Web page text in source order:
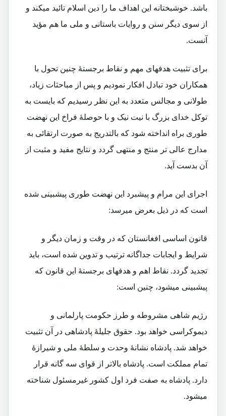
باشد. خوشبختانه این اهداف ما را دین اسلام تائید میکند و
از سوی دیگر سنن و روایات باستانی و ملی ما هم مؤید
آنست.
برای تثبیت هدفهای مهم و نقاط برجستۀ چنین تحول با
همکاران خود تبادل افکار نمودیم و پس از مباحثات زیاد،
طولانی و مجالس متعدد به این نظر رسیدیم که بایست به
توکل خدای بزرگ با نیت نیک و با حوصلۀ فراخ این نهضت
طوری براه انداخته شود که بالتدریج به صورت ارتقائی به
مدارج عالی تر منتج و منتهی گردد و نتایج مفید و مثبت از
آن بدست آید.
اجرای این مرام و پیشبرد این نهضت طوری پیشبینی شده
است که در ذیل بعرض میرسد:
قانون اساسی افغانستان که در وقت و زمان دیگر و
شرایط و ایجابات جداگانه ترتیب و تدوین شده است، باید
تجدید گردد. نقاط اهم و هدفهای برجستۀ این قانون که
پیشبینی میشود، چنین است:
رژیم شاهی مشروطه و طرز حکومت پارلمانی و
دیموکراسی خواهد بود. حقوق جلیلۀ پادشاهی در آن تثبیت
خواهد شد. پادشاه نشانۀ وحدت و سلطۀ ملی و شیرازۀ
تمام مملکت است. پادشاه بالاتر از قوای سه گانه قرار
دارد. پادشاه به صفت فرد اول کشور غیرمسئول شناخته
میشود.